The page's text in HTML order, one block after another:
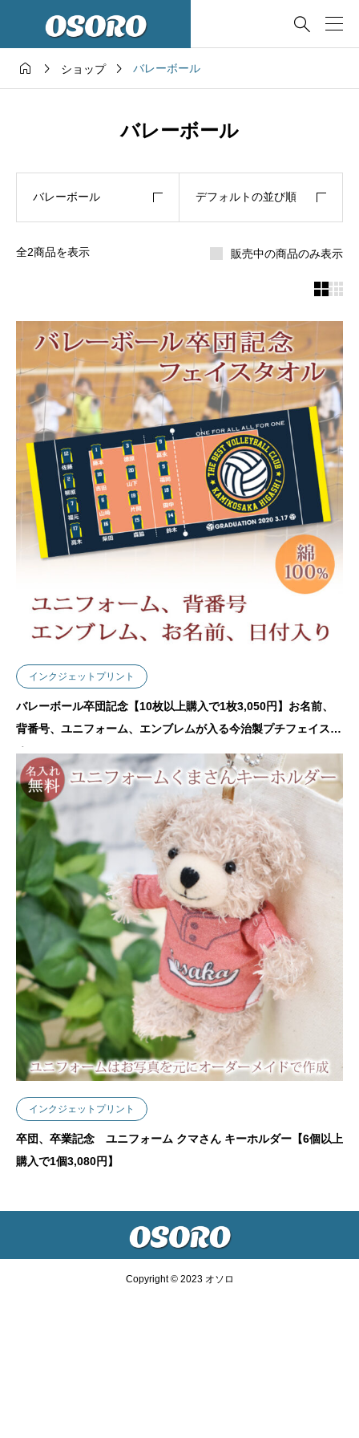

  ショップ  バレーボール
バレーボール
全2商品を表示
バレーボール デフォルトの並び順
販売中の商品のみ表示

インクジェットプリント
バレーボール卒団記念【10枚以上購入で1枚3,050円】お名前、
背番号、ユニフォーム、エンブレムが入る今治製プチフェイスタ
オル
インクジェットプリント
卒団、卒業記念 ユニフォーム クマさん キーホルダー【6個以上
購入で1個3,080円】
Copyright © 2023 オソロ